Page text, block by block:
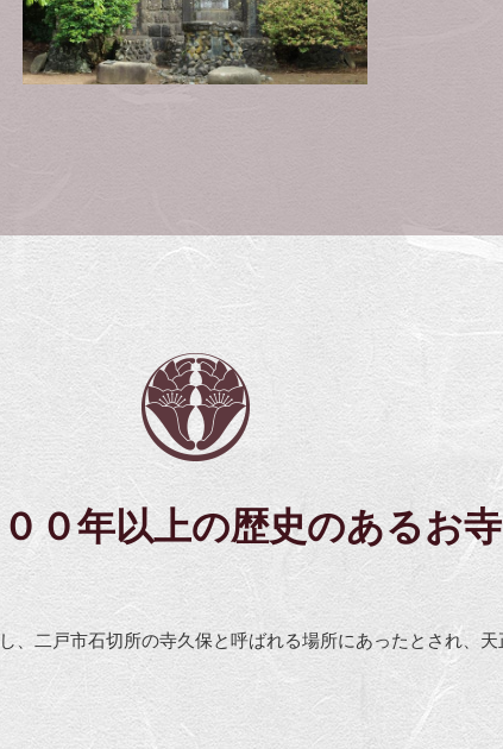
０年以上の歴史のあるお
、二戸市石切所の寺久保と呼ばれる場所にあったとされ、